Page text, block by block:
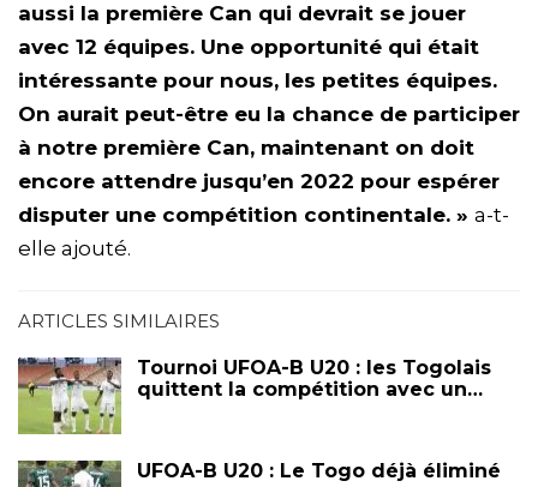
aussi la première Can qui devrait se jouer
avec 12 équipes. Une opportunité qui était
intéressante pour nous, les petites équipes.
On aurait peut-être eu la chance de participer
à notre première Can, maintenant on doit
encore attendre jusqu’en 2022 pour espérer
disputer une compétition continentale. » a-t-
elle ajouté.
ARTICLES SIMILAIRES
Tournoi UFOA-B U20 : les Togolais
quittent la compétition avec un…
UFOA-B U20 : Le Togo déjà éliminé